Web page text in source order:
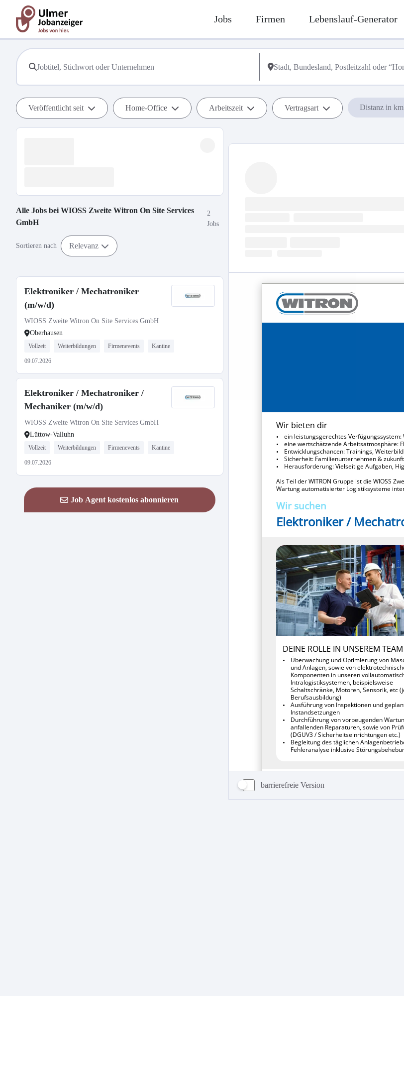
Jobs Firmen Lebenslauf-Generator
Veröffentlicht seit Home-Office Arbeitszeit Vertragsart Distanz in km
Alle Jobs bei WIOSS Zweite Witron On Site Services
GmbH
2
Jobs
Sortieren nach Relevanz
Elektroniker / Mechatroniker
(m/w/d)
WIOSS Zweite Witron On Site Services GmbH
Oberhausen
Vollzeit Weiterbildungen Firmenevents Kantine
09.07.2026
Elektroniker / Mechatroniker /
Mechaniker (m/w/d)
WIOSS Zweite Witron On Site Services GmbH
Lüttow-Valluhn
Vollzeit Weiterbildungen Firmenevents Kantine
09.07.2026
Job Agent kostenlos abonnieren
barrierefreie Version